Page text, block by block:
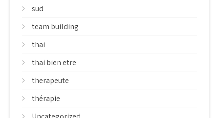
sud
team building
thai
thai bien etre
therapeute
thérapie